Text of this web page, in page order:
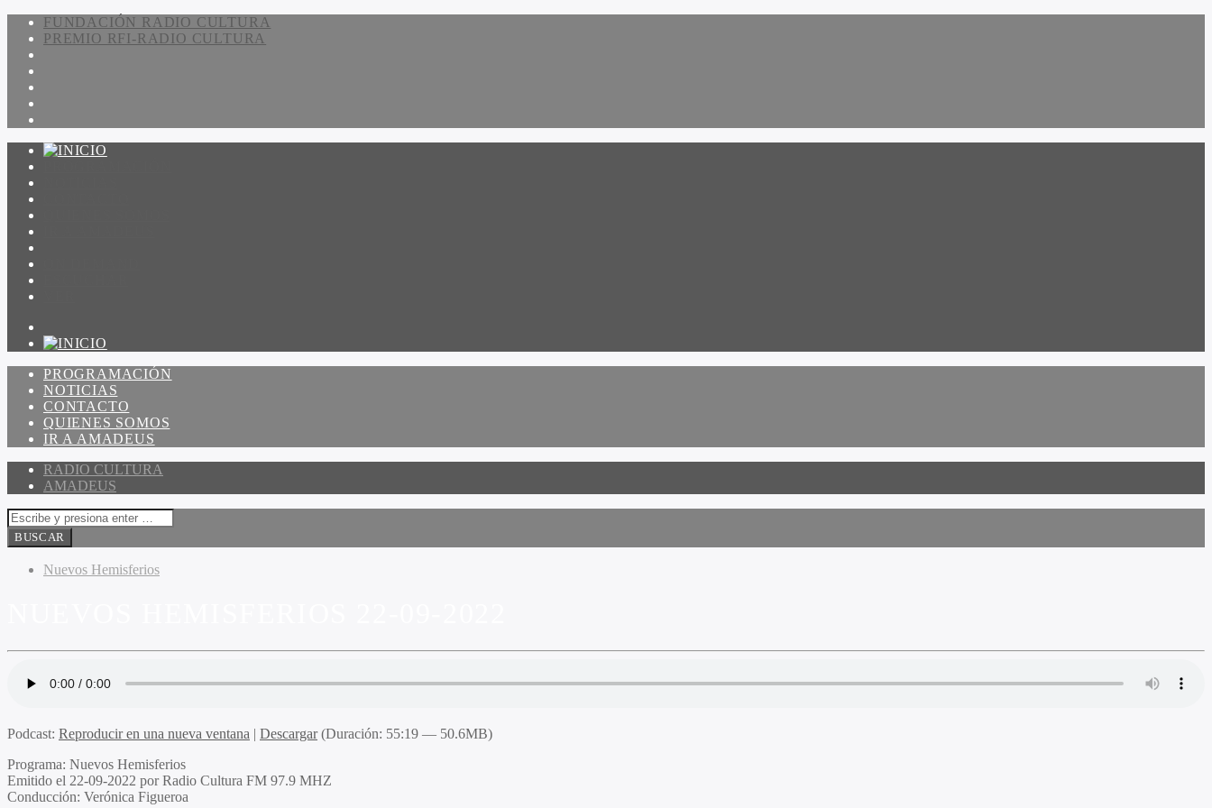
FUNDACIÓN RADIO CULTURA
PREMIO RFI-RADIO CULTURA
PROGRAMACIÓN
NOTICIAS
CONTACTO
QUIENES SOMOS
IR A AMADEUS
RADIO CULTURA
AMADEUS
Nuevos Hemisferios
Podcast: Reproducir en una nueva ventana | Descargar(Duración: 55:19 — 50.6MB)
Programa: Nuevos Hemisferios
Emitido el 22-09-2022 por Radio Cultura FM 97.9 MHZ
Conducción: Verónica Figueroa